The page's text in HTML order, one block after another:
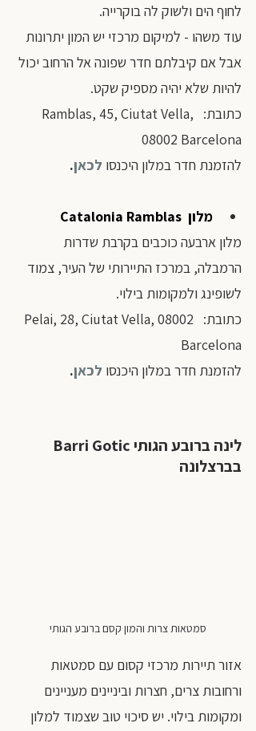
לחוף הים ולשוק לה בוקרייה.
עוד משהו - למיקום מרכזי יש המון יתרונות
אבל אם קיבלתם חדר שפונה אל הרחוב יכול
להיות שלא יהיה מספיק שקט.
כתובת:  Ramblas, 45, Ciutat Vella,
08002 Barcelona
להזמנת חדר במלון היכנסו לכאן.
מלון  Catalonia Ramblas
מלון ארבעה כוכבים בקרבת שדרות
הרמבלה, במרכז התיירותי של העיר, צמוד
לשופינג ולמקומות בילוי.
כתובת:  Pelai, 28, Ciutat Vella, 08002
Barcelona
להזמנת חדר במלון היכנסו לכאן.
בברצלונה
סמטאות צרות והמון קסם ברובע הגותי
אזור תיירות מרכזי קסום עם סמטאות
ורחובות צרים, חצרות וביניינים מעניינים
ומקומות בילוי. יש סיכוי טוב שצמוד למלון